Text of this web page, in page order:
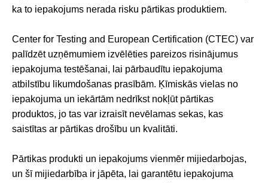
ka to iepakojums nerada risku pārtikas produktiem.
Center for Testing and European Certification (CTEC) var
palīdzēt uzņēmumiem izvēlēties pareizos risinājumus
iepakojuma testēšanai, lai pārbaudītu iepakojuma
atbilstību likumdošanas prasībām. Ķīmiskās vielas no
iepakojuma un iekārtām nedrīkst nokļūt pārtikas
produktos, jo tas var izraisīt nevēlamas sekas, kas
saistītas ar pārtikas drošību un kvalitāti.
Pārtikas produkti un iepakojums vienmēr mijiedarbojas,
un šī mijiedarbība ir jāpēta, lai garantētu iepakojuma